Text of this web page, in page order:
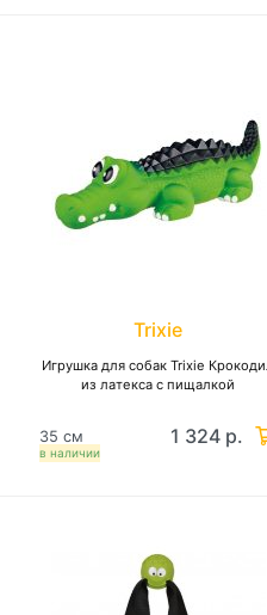
Trixie
Игрушка для собак Trixie
из латекса с пищалкой
в наличии
35 см 1 324 р.